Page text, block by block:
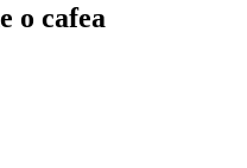
o cafea